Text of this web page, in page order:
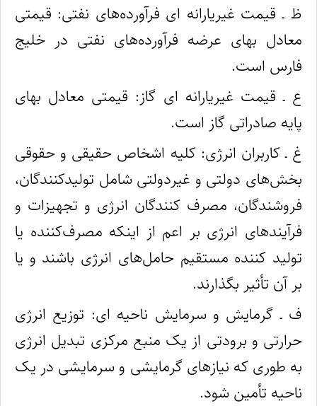
ظ ـ قیمت غیریارانه‌ ای فرآورده‌های نفتی: قیمتی
معادل بهای عرضه فرآورده‌های نفتی در خلیج
فارس است.
ع ـ قیمت غیریارانه‌ ای گاز: قیمتی معادل بهای
پایه صادراتی گاز است.
غ ـ کاربران انرژی: کلیه اشخاص حقیقی و حقوقی
بخش‌های دولتی و غیردولتی شامل تولیدکنندگان،
فروشندگان، مصرف‌ کنندگان انرژی و تجهیزات و
فرآیندهای انرژی‌ بر اعم از اینکه مصرف‌‌کننده یا
تولید کننده مستقیم حامل‌های انرژی باشند و یا
بر آن تأثیر بگذارند.
ف ـ گرمایش و سرمایش ناحیه‌ ای: توزیع انرژی
حرارتی و برودتی از یک منبع مرکزی تبدیل انرژی
به‌ طوری که نیازهای گرمایشی و سرمایشی در یک
ناحیه تأمین شود.